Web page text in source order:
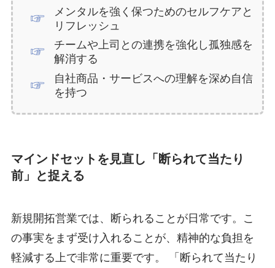
メンタルを強く保つためのセルフケアと
リフレッシュ
チームや上司との連携を強化し孤独感を
解消する
自社商品・サービスへの理解を深め自信
を持つ
マインドセットを見直し「断られて当たり
前」と捉える
新規開拓営業では、断られることが日常です。こ
の事実をまず受け入れることが、精神的な負担を
軽減する上で非常に重要です。 「断られて当たり